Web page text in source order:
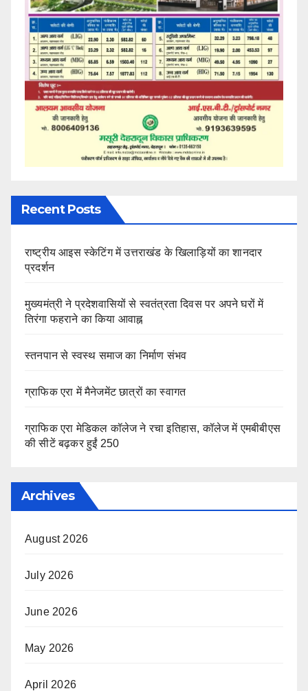
Recent Posts
राष्ट्रीय आइस स्केटिंग में उत्तराखंड के खिलाड़ियों का शानदार
प्रदर्शन
मुख्यमंत्री ने प्रदेशवासियों से स्वतंत्रता दिवस पर अपने घरों में
तिरंगा फहराने का किया आवाह्न
स्तनपान से स्वस्थ समाज का निर्माण संभव
ग्राफिक एरा में मैनेजमेंट छात्रों का स्वागत
ग्राफिक एरा मेडिकल कॉलेज ने रचा इतिहास, कॉलेज में एमबीबीएस
की सीटें बढ़कर हुईं 250
Archives
August 2026
July 2026
June 2026
May 2026
April 2026